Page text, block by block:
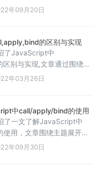
有一定的参考价值，感兴
考一下，希望能够给你带
年09月20日
的区别与实现
了JavaScript中
别与实现,文章通过围绕主
容介绍，具有一定的参考
可以参考一下
年03月26日
中call/apply/bind的使用
了一文了解JavaScript中
用，文章围绕主题展开详
一定的参考价值，需要的
年09月30日